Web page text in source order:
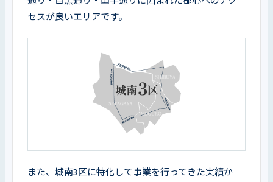
セスが良いエリアです。
また、城南3区に特化して事業を行ってきた実績か